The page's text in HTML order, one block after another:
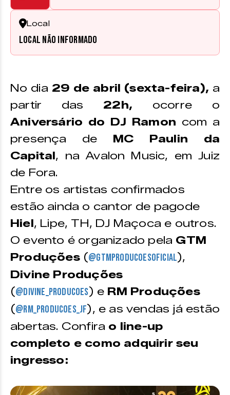
Local
Local não informado
No dia 29 de abril (sexta-feira), a
partir das 22h, ocorre o
Aniversário do DJ Ramon com a
presença de MC Paulin da
Capital, na Avalon Music, em Juiz
de Fora.
Entre os artistas confirmados
estão ainda o cantor de pagode
Hiel, Lipe, TH, DJ Maçoca e outros.
O evento é organizado pela GTM
Produções(@gtmproducoesoficial),
Divine Produções
(@divine_producoes) e RM Produções
(@rm_producoes_jf), e as vendas já estão
abertas. Confira o line-up
completo e como adquirir seu
ingresso: